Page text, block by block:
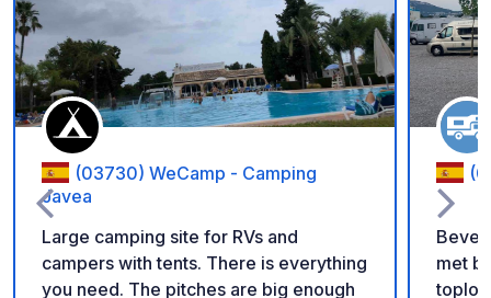
Voeg toe aan je
(03730) WeCamp - Camping
Javea
Large camping site for RVs and
campers with tents. There is everything
you need. The pitches are big enough
met